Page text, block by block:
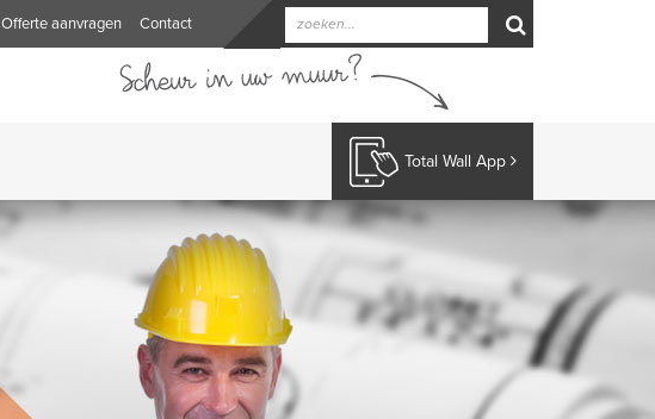
Offerte aanvragen Contact
Total Wall App